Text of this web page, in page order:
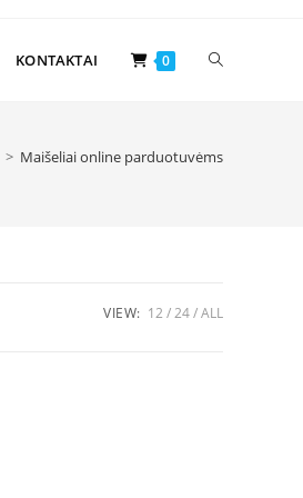
KONTAKTAI 0 Toggle
> Maišeliai online parduotuvėms
VIEW: 12 24 ALL